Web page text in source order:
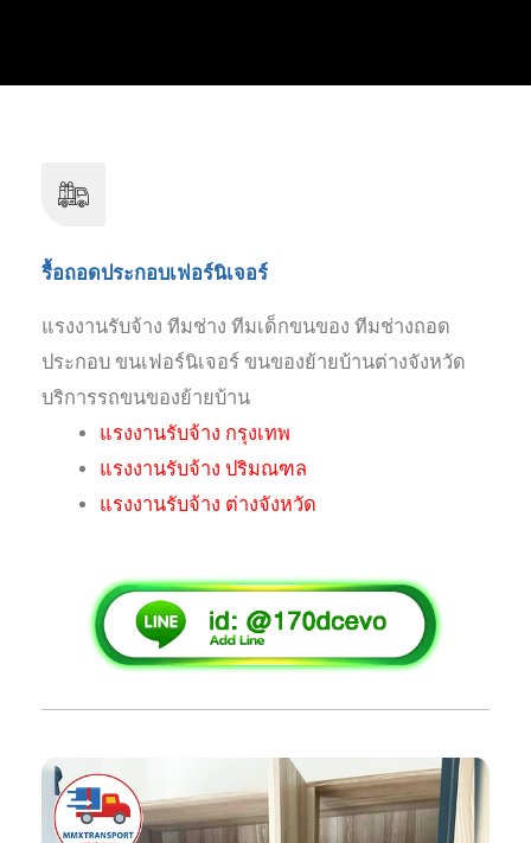
รื้อถอดประกอบเฟอร์นิเจอร์
แรงงานรับจ้าง ทีมช่าง ทีมเด็กขนของ ทีมช่างถอด
ประกอบ ขนเฟอร์นิเจอร์ ขนของย้ายบ้านต่างจังหวัด
บริการรถขนของย้ายบ้าน
แรงงานรับจ้าง กรุงเทพ
แรงงานรับจ้าง ปริมณฑล
แรงงานรับจ้าง ต่างจังหวัด